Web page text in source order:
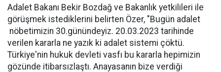
Adalet Bakanı Bekir Bozdağ ve Bakanlık yetkilileri ile
görüşmek istediklerini belirten Özer, "Bugün adalet
nöbetimizin 30.günündeyiz. 20.03.2023 tarihinde
verilen kararla ne yazık ki adalet sistemi çöktü.
Türkiye'nin hukuk devleti vasfı bu kararla hepimizin
gözünde itibarsızlaştı. Anayasanın bize verdiği